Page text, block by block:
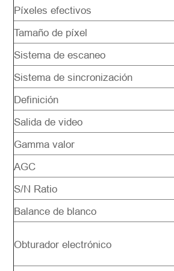
Píxeles efectivos
Tamaño de píxel
Sistema de escaneo
Sistema de sincronización
Definición
Salida de video
Gamma valor
AGC
S/N Ratio
Balance de blanco
Obturador electrónico